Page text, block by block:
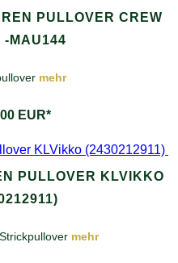
PULLOVER CREW
-MAU144
mehr
EUR*
PULLOVER KLVIKKO
mehr